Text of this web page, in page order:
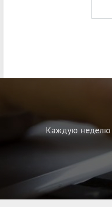
Каждую неделю